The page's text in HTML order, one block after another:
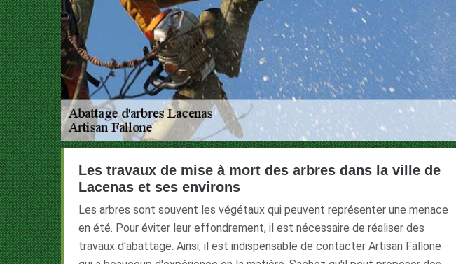
Les travaux de mise à mort des arbres dans la ville de
Lacenas et ses environs
Les arbres sont souvent les végétaux qui peuvent représenter une menace
en été. Pour éviter leur effondrement, il est nécessaire de réaliser des
travaux d'abattage. Ainsi, il est indispensable de contacter Artisan Fallone